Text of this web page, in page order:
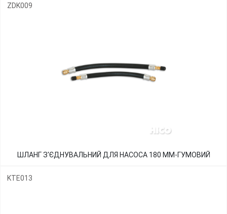
ZDK009
ШЛАНГ З'ЄДНУВАЛЬНИЙ ДЛЯ НАСОСА 180 ММ-ГУМОВИЙ
KTE013